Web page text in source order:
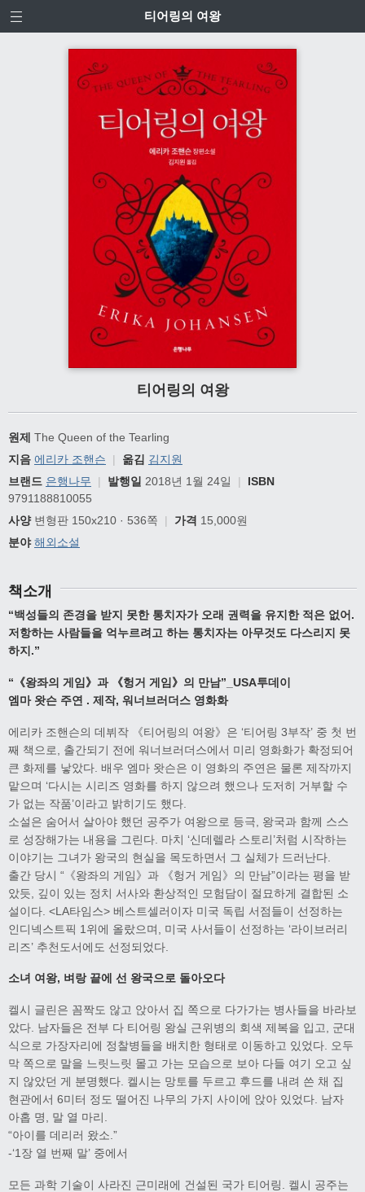
티어링의 여왕
티어링의 여왕
원제 The Queen of the Tearling
지음 에리카 조핸슨 | 옮김 김지원
브랜드 은행나무 | 발행일 2018년 1월 24일 |
ISBN
9791188810055
사양변형판 150x210 · 536쪽 | 가격 15,000원
분야 해외소설
책소개
“백성들의 존경을 받지 못한 통치자가 오래 권력을 유지한 적은 없어 .
저항하는 사람들을 억누르려고 하는 통치자는 아무것도 다스리지 못
하지 .”
“ 《왕좌의 게임 》 과 《헝거 게임 》 의 만남”_USA투데이
엠마 왓슨 주연 . 제작, 워너브러더스 영화화
에리카 조핸슨의 데뷔작 《티어링의 여왕》은 ‘티어링 3부작’ 중 첫 번
째 책으로, 출간되기 전에 워너브러더스에서 미리 영화화가 확정되어
큰 화제를 낳았다. 배우 엠마 왓슨은 이 영화의 주연은 물론 제작까지
맡으며 ‘다시는 시리즈 영화를 하지 않으려 했으나 도저히 거부할 수
가 없는 작품’이라고 밝히기도 했다.
소설은 숨어서 살아야 했던 공주가 여왕으로 등극, 왕국과 함께 스스
로 성장해가는 내용을 그린다. 마치 ‘신데렐라 스토리’처럼 시작하는
이야기는 그녀가 왕국의 현실을 목도하면서 그 실체가 드러난다.
출간 당시 “《왕좌의 게임》과 《헝거 게임》의 만남”이라는 평을 받
았듯, 깊이 있는 정치 서사와 환상적인 모험담이 절묘하게 결합된 소
설이다. <LA타임스> 베스트셀러이자 미국 독립 서점들이 선정하는
인디넥스트픽 1위에 올랐으며, 미국 사서들이 선정하는 ‘라이브러리
리즈’ 추천도서에도 선정되었다.
소녀 여왕, 벼랑 끝에 선 왕국으로 돌아오다
켈시 글린은 꼼짝도 않고 앉아서 집 쪽으로 다가가는 병사들을 바라보
았다. 남자들은 전부 다 티어링 왕실 근위병의 회색 제복을 입고, 군대
식으로 가장자리에 정찰병들을 배치한 형태로 이동하고 있었다. 오두
막 쪽으로 말을 느릿느릿 몰고 가는 모습으로 보아 다들 여기 오고 싶
지 않았던 게 분명했다. 켈시는 망토를 두르고 후드를 내려 쓴 채 집
현관에서 6미터 정도 떨어진 나무의 가지 사이에 앉아 있었다. 남자
아홉 명, 말 열 마리.
“아이를 데리러 왔소.”
-‘1장 열 번째 말’ 중에서
모든 과학 기술이 사라진 근미래에 건설된 국가 티어링. 켈시 공주는